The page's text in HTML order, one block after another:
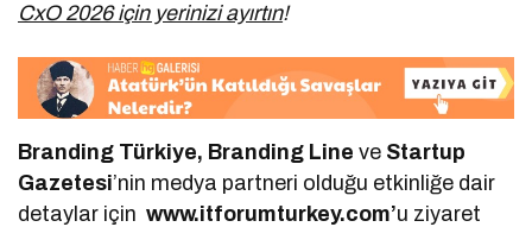
CxO 2026 için yerinizi ayırtın!
Branding Türkiye, Branding Lineve Startup
Gazetesi’nin medya partneri olduğu etkinliğe dair
detaylar içinwww.itforumturkey.com’u ziyaret